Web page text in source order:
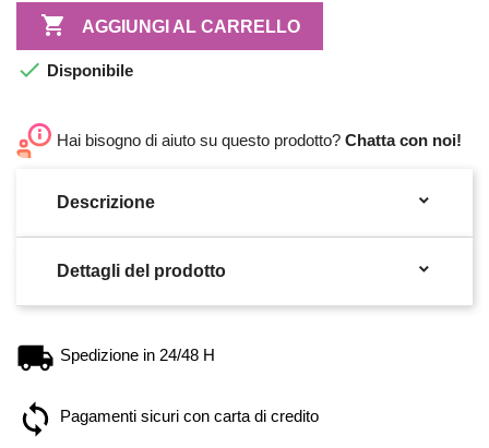
 AGGIUNGI AL CARRELLO
 Disponibile
Hai bisogno di aiuto su questo prodotto? Chatta con noi!
Descrizione 
Dettagli del prodotto 
Spedizione in 24/48 H
Pagamenti sicuri con carta di credito